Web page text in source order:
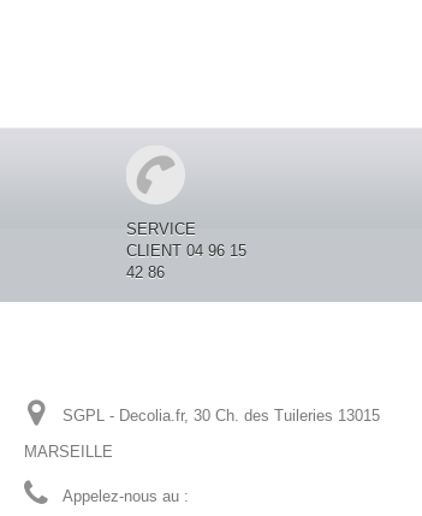
SERVICE
CLIENT 04 96 15
42 86
SGPL - Decolia.fr, 30 Ch. des Tuileries 13015
MARSEILLE
Appelez-nous au :